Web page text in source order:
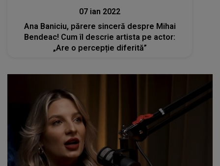
07 ian 2022
Ana Baniciu, părere sinceră despre Mihai
Bendeac! Cum îl descrie artista pe actor:
„Are o percepție diferită”